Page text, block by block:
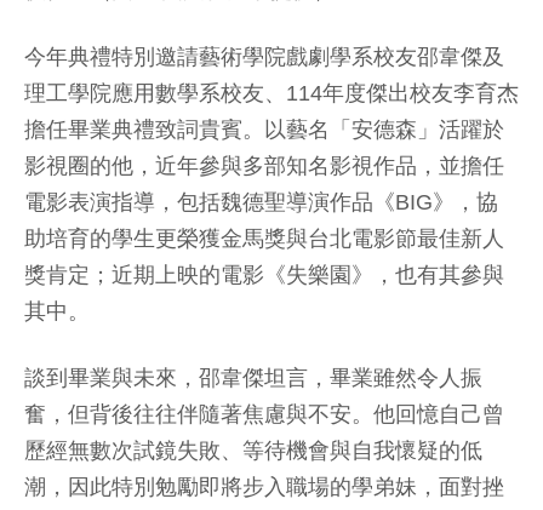
今年典禮特別邀請藝術學院戲劇學系校友邵韋傑及
理工學院應用數學系校友、114年度傑出校友李育杰
擔任畢業典禮致詞貴賓。以藝名「安德森」活躍於
影視圈的他，近年參與多部知名影視作品，並擔任
電影表演指導，包括魏德聖導演作品《BIG》，協
助培育的學生更榮獲金馬獎與台北電影節最佳新人
獎肯定；近期上映的電影《失樂園》，也有其參與
其中。
談到畢業與未來，邵韋傑坦言，畢業雖然令人振
奮，但背後往往伴隨著焦慮與不安。他回憶自己曾
歷經無數次試鏡失敗、等待機會與自我懷疑的低
潮，因此特別勉勵即將步入職場的學弟妹，面對挫